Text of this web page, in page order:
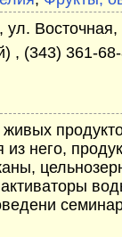
ул.
, (343) 361-
него,